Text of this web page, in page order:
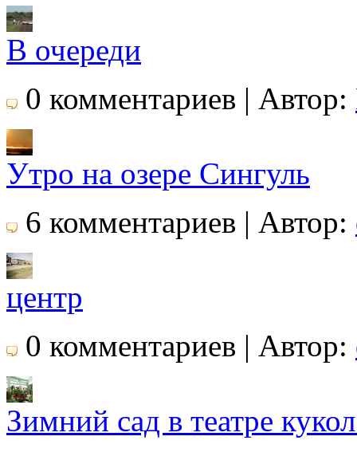
В очереди
0 комментариев | Автор:
Утро на озере Сингуль
6 комментариев | Автор:
центр
0 комментариев | Автор:
Зимний сад в театре